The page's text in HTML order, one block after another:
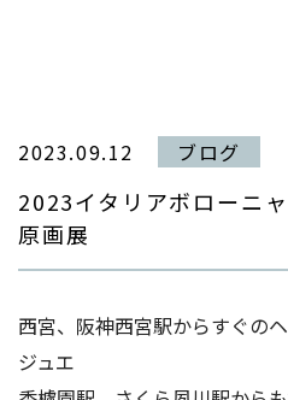
2023.09.12 ブログ
2023イタリアボローニ
原画展
西宮、阪神西宮駅からすぐの
ジュエ